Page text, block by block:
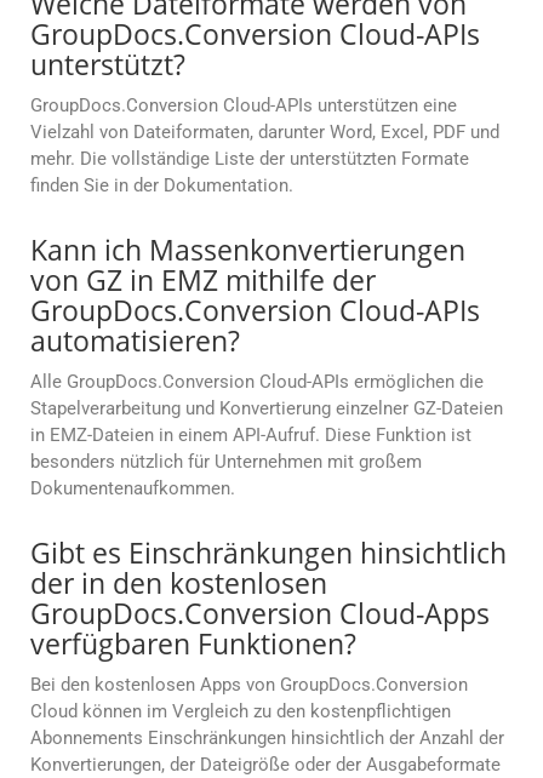
GroupDocs.Conversion Cloud-APIs
unterstützt?
GroupDocs.Conversion Cloud-APIs unterstützen eine
Vielzahl von Dateiformaten, darunter Word, Excel, PDF und
mehr. Die vollständige Liste der unterstützten Formate
finden Sie in der Dokumentation.
Kann ich Massenkonvertierungen
von GZ in EMZ mithilfe der
GroupDocs.Conversion Cloud-APIs
automatisieren?
Alle GroupDocs.Conversion Cloud-APIs ermöglichen die
Stapelverarbeitung und Konvertierung einzelner GZ-Dateien
in EMZ-Dateien in einem API-Aufruf. Diese Funktion ist
besonders nützlich für Unternehmen mit großem
Dokumentenaufkommen.
Gibt es Einschränkungen hinsichtlich
der in den kostenlosen
GroupDocs.Conversion Cloud-Apps
verfügbaren Funktionen?
Bei den kostenlosen Apps von GroupDocs.Conversion
Cloud können im Vergleich zu den kostenpflichtigen
Abonnements Einschränkungen hinsichtlich der Anzahl der
Konvertierungen, der Dateigröße oder der Ausgabeformate